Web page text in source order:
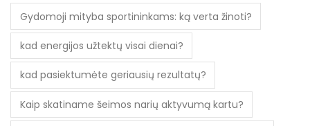
Gydomoji mityba sportininkams: ką verta žinoti?
kad energijos užtektų visai dienai?
kad pasiektumėte geriausių rezultatų?
Kaip skatiname šeimos narių aktyvumą kartu?